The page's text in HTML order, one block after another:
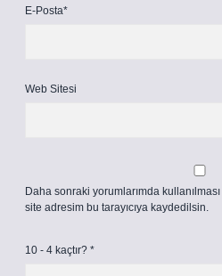
E-Posta*
Web Sitesi
Daha sonraki yorumlarımda
site adresim bu tarayıcıya kaydedilsin.
10 - 4 kaçtır? *